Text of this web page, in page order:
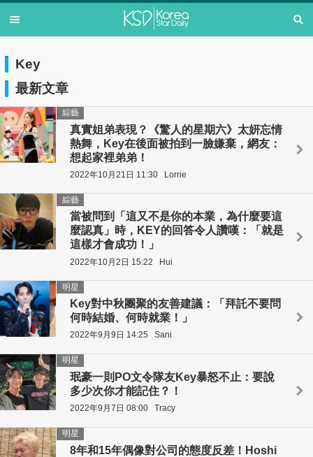
Key
最新文章
真實姐弟表現？《驚人的星期六》太妍忘情
熱舞，Key在後面被拍到一臉嫌棄，網友：
想起家裡弟弟！
綜藝
2022年10月21日 11:30 Lorrie
當被問到「這又不是你的本業，為什麼要這
麼認真」時，KEY的回答令人讚嘆：「就是
這樣才會成功！」
綜藝
2022年10月2日 15:22 Hui
Key對中秋團聚的友善建議：「拜託不要問
何時結婚、何時就業！」
明星
2022年9月9日 14:25 Sani
珉豪一則PO文令隊友Key暴怒不止：要說
多少次你才能記住？！
明星
2022年9月7日 08:00 Tracy
8年和15年偶像對公司的態度反差！Hoshi
明星